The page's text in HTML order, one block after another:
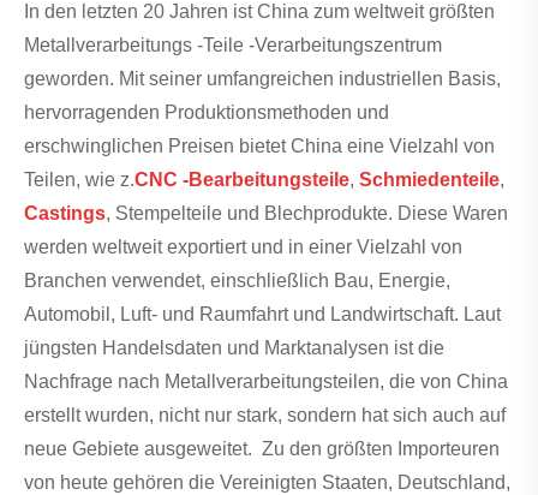
In den letzten 20 Jahren ist China zum weltweit größten
Metallverarbeitungs -Teile -Verarbeitungszentrum
geworden. Mit seiner umfangreichen industriellen Basis,
hervorragenden Produktionsmethoden und
erschwinglichen Preisen bietet China eine Vielzahl von
Teilen, wie z.CNC -Bearbeitungsteile, Schmiedenteile,
Castings, Stempelteile und Blechprodukte. Diese Waren
werden weltweit exportiert und in einer Vielzahl von
Branchen verwendet, einschließlich Bau, Energie,
Automobil, Luft- und Raumfahrt und Landwirtschaft. Laut
jüngsten Handelsdaten und Marktanalysen ist die
Nachfrage nach Metallverarbeitungsteilen, die von China
erstellt wurden, nicht nur stark, sondern hat sich auch auf
neue Gebiete ausgeweitet. Zu den größten Importeuren
von heute gehören die Vereinigten Staaten, Deutschland,